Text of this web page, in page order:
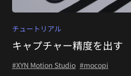
チュートリアル
キャプチャー精度を出す
#XYN Motion Studio #mocopi